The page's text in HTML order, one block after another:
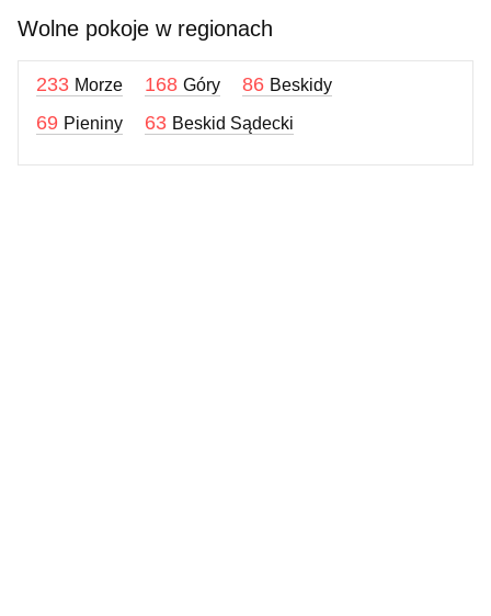
Wolne pokoje w regionach
233 Morze 168 Góry 86 Beskidy
69 Pieniny 63 Beskid Sądecki